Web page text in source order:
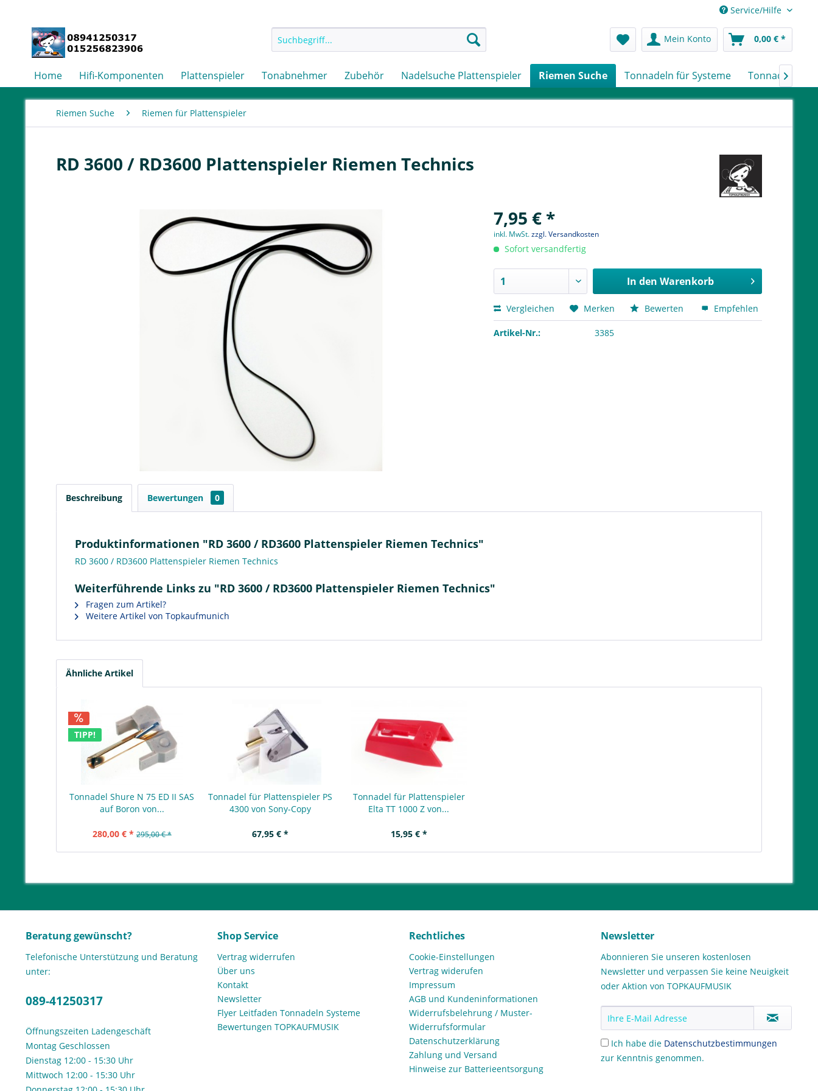
Service/Hilfe
Mein Konto 0,00 € *
Home Hifi-Komponenten Plattenspieler Tonabnehmer Zubehör Nadelsuche Plattenspieler Riemen Suche Tonnadeln für Systeme Tonnadeln

Riemen Suche Riemen für Plattenspieler
RD 3600 / RD3600 Plattenspieler Riemen Technics
7,95 € *
inkl. MwSt.zzgl. Versandkosten
Sofort versandfertig
In den Warenkorb
Vergleichen Merken Bewerten Empfehlen
Artikel-Nr.: 3385
Beschreibung Bewertungen 0
Produktinformationen "RD 3600 / RD3600 Plattenspieler Riemen Technics"
RD 3600 / RD3600 Plattenspieler Riemen Technics
Weiterführende Links zu "RD 3600 / RD3600 Plattenspieler Riemen Technics"
Fragen zum Artikel?
Weitere Artikel von Topkaufmunich
Ähnliche Artikel
TIPP!
Tonnadel Shure N 75 ED II SAS
auf Boron von...
280,00 € * 295,00 € *
Tonnadel für Plattenspieler PS
4300 von Sony-Copy
67,95 € *
Tonnadel für Plattenspieler
Elta TT 1000 Z von...
15,95 € *
Beratung gewünscht?
Telefonische Unterstützung und Beratung
unter:
089-41250317
Öffnungszeiten Ladengeschäft
Montag Geschlossen
Dienstag 12:00 - 15:30 Uhr
Mittwoch 12:00 - 15:30 Uhr
Shop Service
Vertrag widerrufen
Über uns
Kontakt
Newsletter
Flyer Leitfaden Tonnadeln Systeme
Bewertungen TOPKAUFMUSIK
Rechtliches
Cookie-Einstellungen
Vertrag widerufen
Impressum
AGB und Kundeninformationen
Widerrufsbelehrung / Muster-
Widerrufsformular
Datenschutzerklärung
Zahlung und Versand
Hinweise zur Batterieentsorgung
Newsletter
Abonnieren Sie unseren kostenlosen
Newsletter und verpassen Sie keine Neuigkeit
oder Aktion von TOPKAUFMUSIK
Ich habe die Datenschutzbestimmungen
zur Kenntnis genommen.